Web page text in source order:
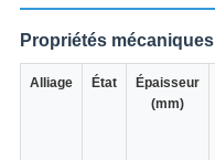
Propriétés mécaniques
Alliage État
Épaisseur
(mm)